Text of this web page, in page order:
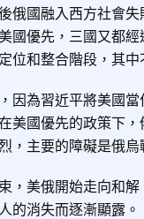
俄國融入西方社會
國優先，三國又都
位和整合階段，其中
因為習近平將美國
美國優先的政策下
，主要的障礙是俄烏
，美俄開始走向和
的消失而逐漸顯露。